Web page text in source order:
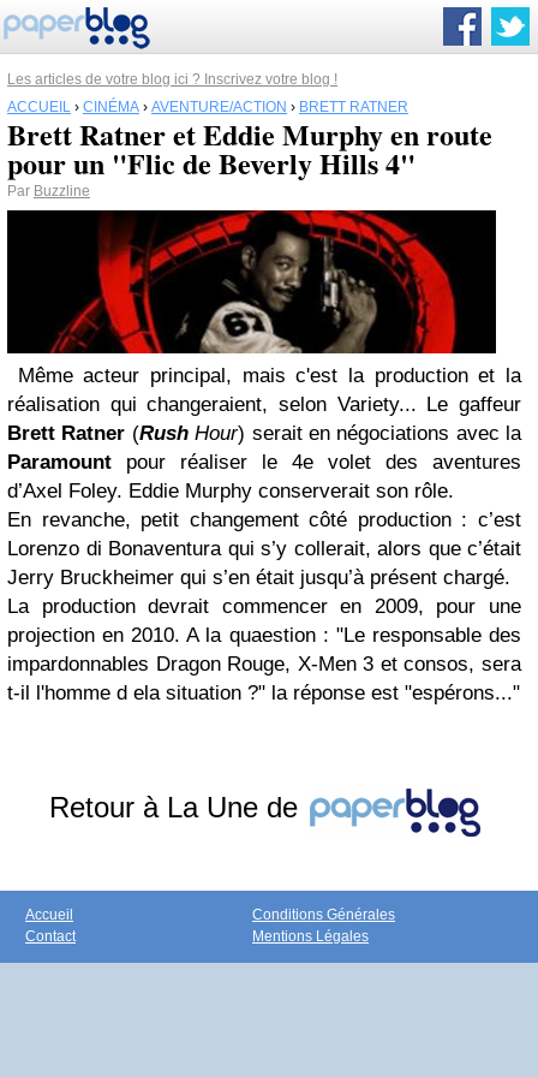
Les articles de votre blog ici ? Inscrivez votre blog !
ACCUEIL › CINÉMA › AVENTURE/ACTION › BRETT RATNER
Brett Ratner et Eddie Murphy en route
pour un "Flic de Beverly Hills 4"
Par Buzzline
Même acteur principal, mais c'est la production et la
réalisation qui changeraient, selon Variety... Le gaffeur
Brett Ratner (RushHour) serait en négociations avec la
Paramount pour réaliser le 4e volet des aventures
d’Axel Foley. Eddie Murphy conserverait son rôle.
En revanche, petit changement côté production : c’est
Lorenzo di Bonaventura qui s’y collerait, alors que c’était
Jerry Bruckheimer qui s’en était jusqu’à présent chargé.
La production devrait commencer en 2009, pour une
projection en 2010. A la quaestion : "Le responsable des
impardonnables Dragon Rouge, X-Men 3 et consos, sera
t-il l'homme d ela situation ?" la réponse est "espérons..."
Retour à La Une de
Accueil
Contact
Conditions Générales
Mentions Légales